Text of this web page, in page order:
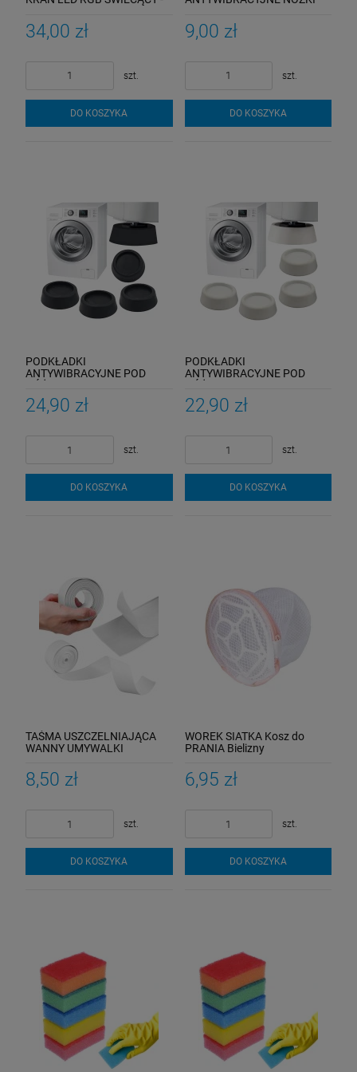
34,00 zł
szt.
DO KOSZYKA
9,00 zł
szt.
DO KOSZYKA
PODKŁADKI
ANTYWIBRACYJNE POD
24,90 zł
szt.
DO KOSZYKA
PODKŁADKI
ANTYWIBRACYJNE POD
22,90 zł
szt.
DO KOSZYKA
TAŚMA USZCZELNIAJĄCA
WANNY UMYWALKI
8,50 zł
szt.
DO KOSZYKA
WOREK SIATKA Kosz do
PRANIA Bielizny
6,95 zł
szt.
DO KOSZYKA